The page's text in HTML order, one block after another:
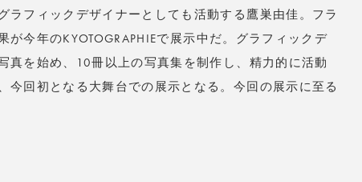
ラフィックデザイナーとしても活動する鷹巣由佳。フラ
が今年のKYOTOGRAPHIEで展示中だ。グラフィックデ
真を始め、10冊以上の写真集を制作し、精力的に活動
今回初となる大舞台での展示となる。今回の展示に至る